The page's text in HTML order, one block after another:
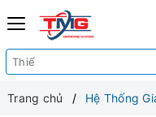
Trang chủ Hệ Thống